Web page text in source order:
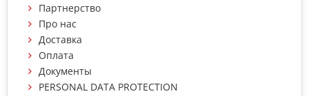
Партнерство
Про нас
Доставка
Оплата
Документы
PERSONAL DATA PROTECTION